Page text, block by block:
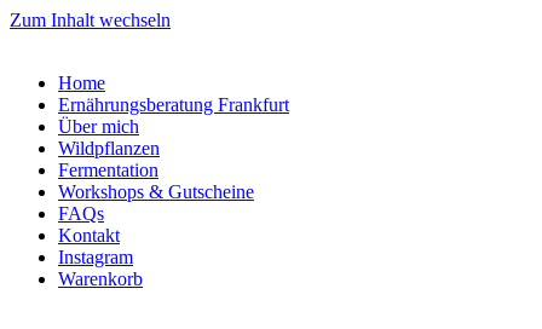
Zum Inhalt wechseln
Home
Ernährungsberatung Frankfurt
Über mich
Wildpflanzen
Fermentation
Workshops & Gutscheine
FAQs
Kontakt
Instagram
Warenkorb